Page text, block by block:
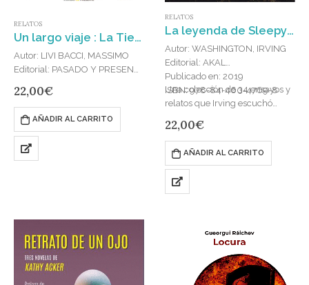
RELATOS
Un largo viaje : La Tierra y sus habitantes en 12 etapas
Autor: LIVI BACCI, MASSIMO
Editorial: PASADO Y PRESENTE
ISBN: 978-84-944272-7-5
22,00€
AÑADIR AL CARRITO
RELATOS
La leyenda de Sleepy Hollow y otros relatos
Autor: WASHINGTON, IRVING
Editorial: AKAL
Publicado en: 2019
ISBN: 978-84-460-4769-8
Una colección de 34 ensayos y
relatos que Irving escuchó
principalmente de Inglaterra,
donde entonces residía, a los
que…
22,00€
AÑADIR AL CARRITO